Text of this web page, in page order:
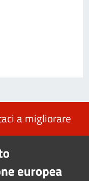
a migliorare